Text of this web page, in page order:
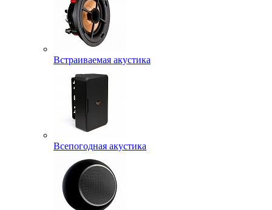
Встраиваемая акустика
Всепогодная акустика